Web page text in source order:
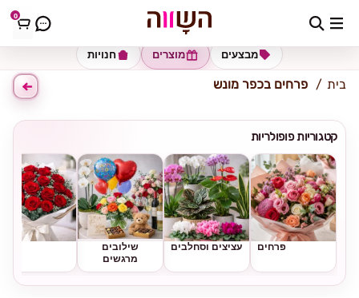
0 כתובת למשלוח הזינו כתובת
חנויות מוצרים מבצעים
בית פרחים בכפר מונש
קטגוריות פופולריות
פרחים עציצים וסחלבים
שילובים
מרגשים